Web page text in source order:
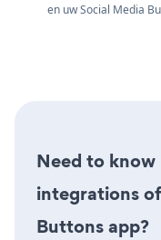
en uw Social Media
Need to
integrations
Buttons app?